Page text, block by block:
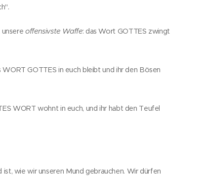
offensivste Waffe: das Wort GOTTES zwingt
GOTTES in euch bleibt und ihr den Bösen
WORT wohnt in euch, und ihr habt den Teufel
wie wir unseren Mund gebrauchen. Wir dürfen